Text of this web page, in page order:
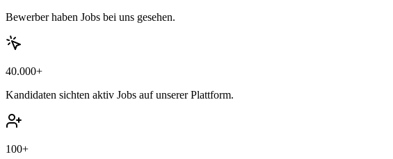
Bewerber haben Jobs bei uns gesehen.
40.000+
Kandidaten sichten aktiv Jobs auf unserer Plattform.
100+